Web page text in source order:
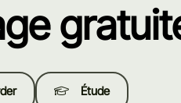
Étude